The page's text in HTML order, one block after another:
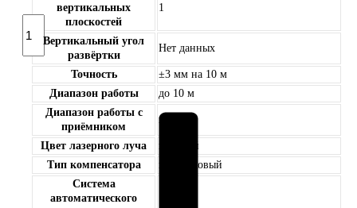
Количество
товара
Лазерный
нивелир
Bosch
GLL
Professional
вертикальных
плоскостей
1
Вертикальный угол
развёртки
Нет данных
Точность
±3 мм на 10 м
Диапазон работы
до 10 м
Диапазон работы с
приёмником
нет
Цвет лазерного луча
красный
Тип компенсатора
маятниковый
Система
автоматического